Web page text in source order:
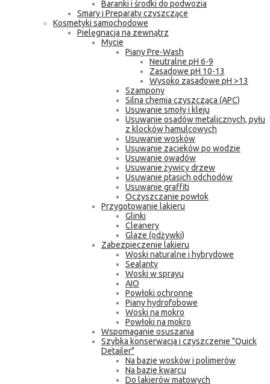
Baranki i środki do podwozia
Smary i Preparaty czyszczące
Kosmetyki samochodowe
Pielęgnacja na zewnątrz
Mycie
Piany Pre-Wash
Neutralne pH 6-9
Zasadowe pH 10-13
Wysoko zasadowe pH >13
Szampony
Silna chemia czyszcząca (APC)
Usuwanie smoły i kleju
Usuwanie osadów metalicznych, pyłu
z klocków hamulcowych
Usuwanie wosków
Usuwanie zacieków po wodzie
Usuwanie owadów
Usuwanie żywicy drzew
Usuwanie ptasich odchodów
Usuwanie graffiti
Oczyszczanie powłok
Przygotowanie lakieru
Glinki
Cleanery
Glaze (odżywki)
Zabezpieczenie lakieru
Woski naturalne i hybrydowe
Sealanty
Woski w sprayu
AIO
Powłoki ochronne
Piany hydrofobowe
Woski na mokro
Powłoki na mokro
Wspomaganie osuszania
Szybka konserwacja i czyszczenie "Quick
Detailer"
Na bazie wosków i polimerów
Na bazie kwarcu
Do lakierów matowych